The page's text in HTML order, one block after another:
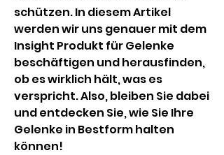
schützen. In diesem Artikel
werden wir uns genauer mit dem
Insight Produkt für Gelenke
beschäftigen und herausfinden,
ob es wirklich hält, was es
verspricht. Also, bleiben Sie dabei
und entdecken Sie, wie Sie Ihre
Gelenke in Bestform halten
können!